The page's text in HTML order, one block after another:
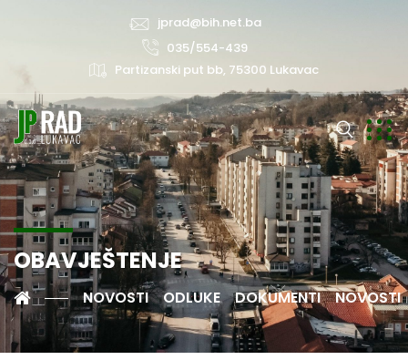
jprad@bih.net.ba
035/554-439
Partizanski put bb, 75300 Lukavac
OBAVJEŠTENJE
NOVOSTI ODLUKE DOKUMENTI NOVOSTI